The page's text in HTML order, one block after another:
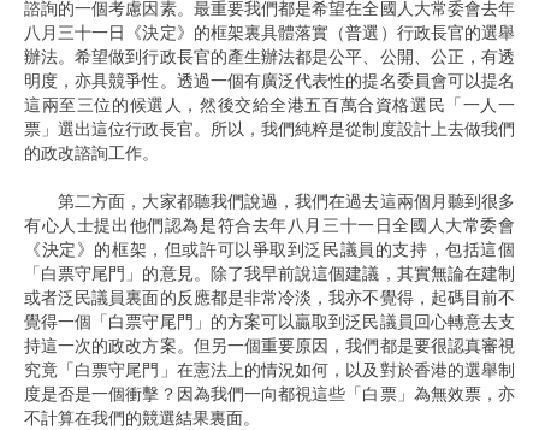
諮詢的一個考慮因素。最重要我們都是希望在全國人大常委會去年
八月三十一日《決定》的框架裏具體落實（普選）行政長官的選舉
辦法。希望做到行政長官的產生辦法都是公平、公開、公正，有透
明度，亦具競爭性。透過一個有廣泛代表性的提名委員會可以提名
這兩至三位的候選人，然後交給全港五百萬合資格選民「一人一
票」選出這位行政長官。所以，我們純粹是從制度設計上去做我們
的政改諮詢工作。
第二方面，大家都聽我們說過，我們在過去這兩個月聽到很多
有心人士提出他們認為是符合去年八月三十一日全國人大常委會
《決定》的框架，但或許可以爭取到泛民議員的支持，包括這個
「白票守尾門」的意見。除了我早前說這個建議，其實無論在建制
或者泛民議員裏面的反應都是非常冷淡，我亦不覺得，起碼目前不
覺得一個「白票守尾門」的方案可以贏取到泛民議員回心轉意去支
持這一次的政改方案。但另一個重要原因，我們都是要很認真審視
究竟「白票守尾門」在憲法上的情況如何，以及對於香港的選舉制
度是否是一個衝擊？因為我們一向都視這些「白票」為無效票，亦
不計算在我們的競選結果裏面。